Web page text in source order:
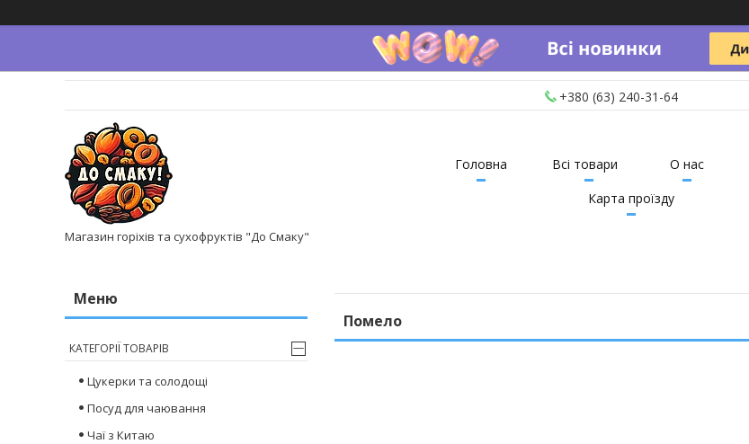
+380 (63) 240-31-64
Магазин горіхів та сухофруктів "До Смаку"
Головна Всі товари О нас
Карта проїзду
Помело
КАТЕГОРІЇ ТОВАРІВ
Цукерки та солодощі
Посуд для чаювання
Чаї з Китаю